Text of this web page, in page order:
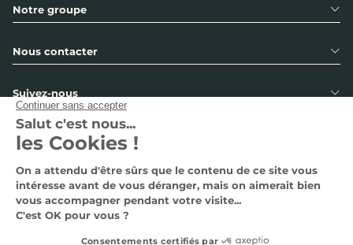
COQUELLES
BMW DECHY
Zone Commerciale du Luc - Rue Barack
Obama, 59187 DECHY
BMW DUNKERQUE
48 bis route de Bergues, 59210
COUDEKERQUE-BRANCHE
Notre groupe
Nous contacter
Suivez-nous
Pages légales